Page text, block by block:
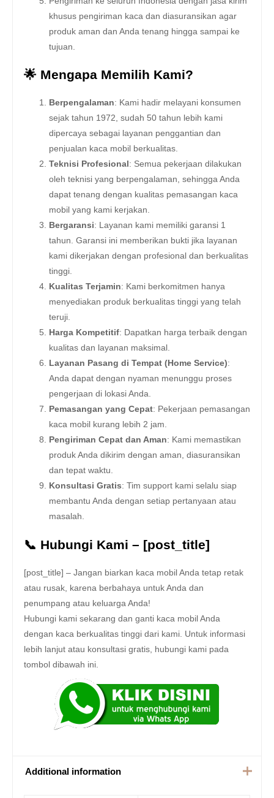
khusus pengiriman kaca dan diasuransikan agar
produk aman dan Anda tenang hingga sampai ke
tujuan.
🌟 Mengapa Memilih Kami?
Berpengalaman: Kami hadir melayani konsumen
sejak tahun 1972, sudah 50 tahun lebih kami
dipercaya sebagai layanan penggantian dan
penjualan kaca mobil berkualitas.
Teknisi Profesional : Semua pekerjaan dilakukan
oleh teknisi yang berpengalaman, sehingga Anda
dapat tenang dengan kualitas pemasangan kaca
mobil yang kami kerjakan.
Bergaransi: Layanan kami memiliki garansi 1
tahun. Garansi ini memberikan bukti jika layanan
kami dikerjakan dengan profesional dan berkualitas
tinggi.
Kualitas Terjamin: Kami berkomitmen hanya
menyediakan produk berkualitas tinggi yang telah
teruji.
Harga Kompetitif: Dapatkan harga terbaik dengan
kualitas dan layanan maksimal.
Layanan Pasang di Tempat (Home Service):
Anda dapat dengan nyaman menunggu proses
pengerjaan di lokasi Anda.
Pemasangan yang Cepat: Pekerjaan pemasangan
kaca mobil kurang lebih 2 jam.
Pengiriman Cepat dan Aman: Kami memastikan
produk Anda dikirim dengan aman, diasuransikan
dan tepat waktu.
Konsultasi Gratis: Tim support kami selalu siap
membantu Anda dengan setiap pertanyaan atau
masalah.
📞 Hubungi Kami – [post_title]
[post_title] – Jangan biarkan kaca mobil Anda tetap retak
atau rusak, karena berbahaya untuk Anda dan
penumpang atau keluarga Anda!
Hubungi kami sekarang dan ganti kaca mobil Anda
dengan kaca berkualitas tinggi dari kami. Untuk informasi
lebih lanjut atau konsultasi gratis, hubungi kami pada
tombol dibawah ini.
Additional information